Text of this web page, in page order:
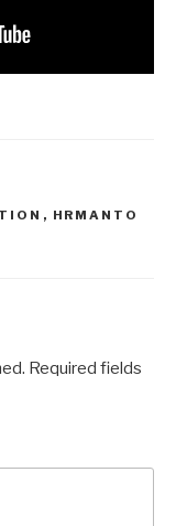
, HRMANTO
Required fields